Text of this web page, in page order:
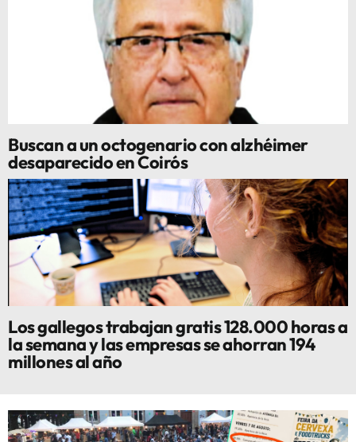
Buscan a un octogenario con alzhéimer
desaparecido en Coirós
Los gallegos trabajan gratis 128.000 horas a
la semana y las empresas se ahorran 194
millones al año